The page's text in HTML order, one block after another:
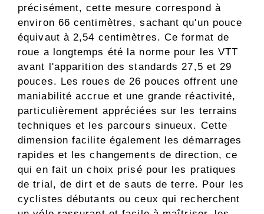
précisément, cette mesure correspond à
environ 66 centimètres, sachant qu'un pouce
équivaut à 2,54 centimètres. Ce format de
roue a longtemps été la norme pour les VTT
avant l'apparition des standards 27,5 et 29
pouces. Les roues de 26 pouces offrent une
maniabilité accrue et une grande réactivité,
particulièrement appréciées sur les terrains
techniques et les parcours sinueux. Cette
dimension facilite également les démarrages
rapides et les changements de direction, ce
qui en fait un choix prisé pour les pratiques
de trial, de dirt et de sauts de terre. Pour les
cyclistes débutants ou ceux qui recherchent